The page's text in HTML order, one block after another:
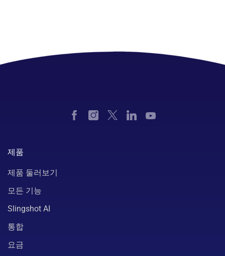
제품
제품 둘러보기
모든 기능
Slingshot AI
통합
요금